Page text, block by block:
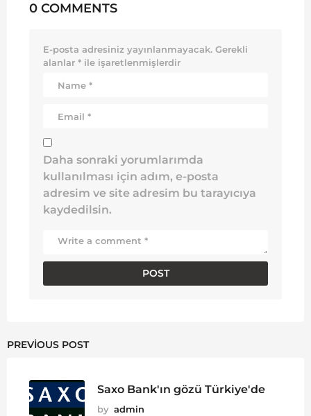
0 COMMENTS
E-posta adresiniz yayınlanmayacak. Gerekli
alanlar * ile işaretlenmişlerdir
Daha sonraki yorumlarımda
kullanılması için adım, e-posta
adresim ve site adresim bu tarayıcıya
kaydedilsin.
PREVIOUS POST
Saxo Bank'ın gözü Türkiye'de
by admin